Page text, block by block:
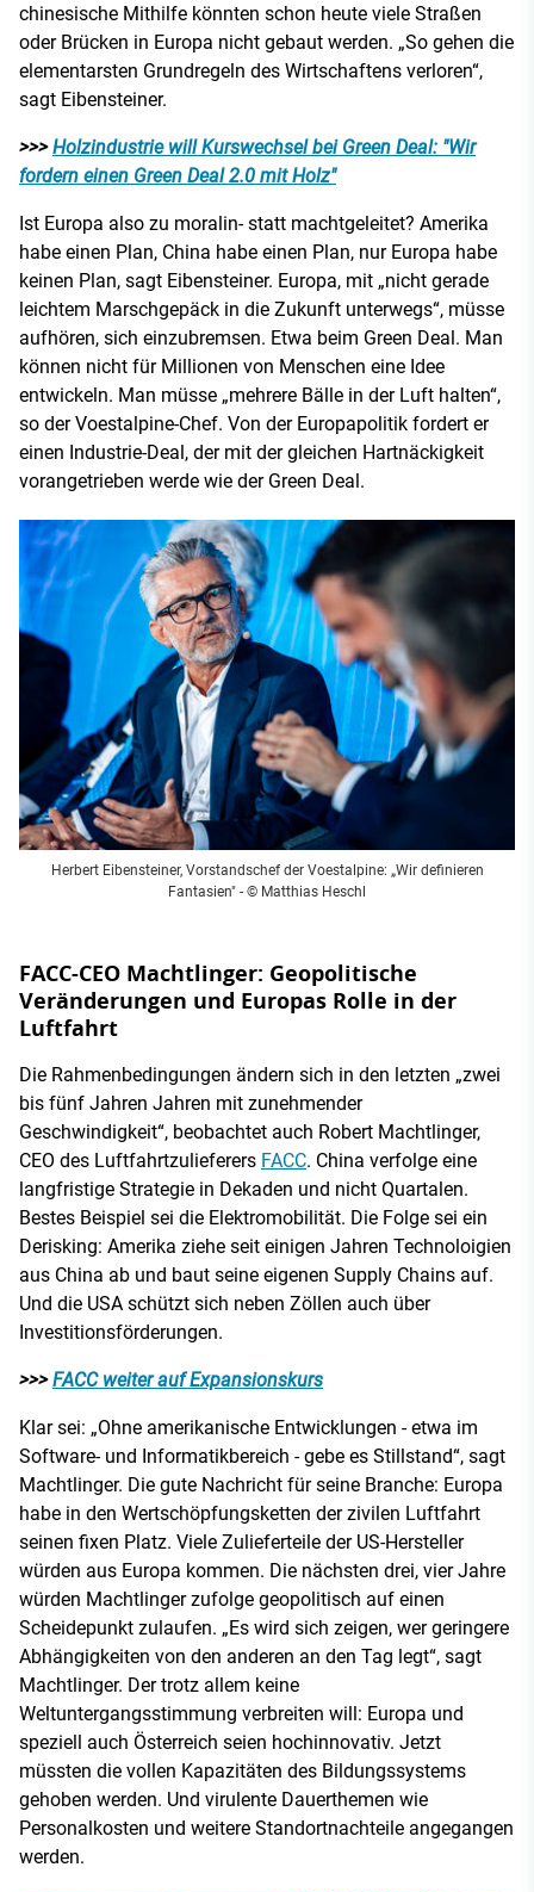
chinesische Mithilfe könnten schon heute viele Straßen
oder Brücken in Europa nicht gebaut werden. „So gehen die
elementarsten Grundregeln des Wirtschaftens verloren“,
sagt Eibensteiner.
>>>Holzindustrie will Kurswechsel bei Green Deal: "Wir
fordern einen Green Deal 2.0 mit Holz"
Ist Europa also zu moralin- statt machtgeleitet? Amerika
habe einen Plan, China habe einen Plan, nur Europa habe
keinen Plan, sagt Eibensteiner. Europa, mit „nicht gerade
leichtem Marschgepäck in die Zukunft unterwegs“, müsse
aufhören, sich einzubremsen. Etwa beim Green Deal. Man
können nicht für Millionen von Menschen eine Idee
entwickeln. Man müsse „mehrere Bälle in der Luft halten“,
so der Voestalpine-Chef. Von der Europapolitik fordert er
einen Industrie-Deal, der mit der gleichen Hartnäckigkeit
vorangetrieben werde wie der Green Deal.
Herbert Eibensteiner, Vorstandschef der Voestalpine: „Wir definieren
Fantasien" - © Matthias Heschl
FACC-CEO Machtlinger: Geopolitische
Veränderungen und Europas Rolle in der
Luftfahrt
Die Rahmenbedingungen ändern sich in den letzten „zwei
bis fünf Jahren Jahren mit zunehmender
Geschwindigkeit“, beobachtet auch Robert Machtlinger,
CEO des Luftfahrtzulieferers FACC. China verfolge eine
langfristige Strategie in Dekaden und nicht Quartalen.
Bestes Beispiel sei die Elektromobilität. Die Folge sei ein
Derisking: Amerika ziehe seit einigen Jahren Technoloigien
aus China ab und baut seine eigenen Supply Chains auf.
Und die USA schützt sich neben Zöllen auch über
Investitionsförderungen.
>>>FACC weiter auf Expansionskurs
Klar sei: „Ohne amerikanische Entwicklungen - etwa im
Software- und Informatikbereich - gebe es Stillstand“, sagt
Machtlinger. Die gute Nachricht für seine Branche: Europa
habe in den Wertschöpfungsketten der zivilen Luftfahrt
seinen fixen Platz. Viele Zulieferteile der US-Hersteller
würden aus Europa kommen. Die nächsten drei, vier Jahre
würden Machtlinger zufolge geopolitisch auf einen
Scheidepunkt zulaufen. „Es wird sich zeigen, wer geringere
Abhängigkeiten von den anderen an den Tag legt“, sagt
Machtlinger. Der trotz allem keine
Weltuntergangsstimmung verbreiten will: Europa und
speziell auch Österreich seien hochinnovativ. Jetzt
müssten die vollen Kapazitäten des Bildungssystems
gehoben werden. Und virulente Dauerthemen wie
Personalkosten und weitere Standortnachteile angegangen
werden.